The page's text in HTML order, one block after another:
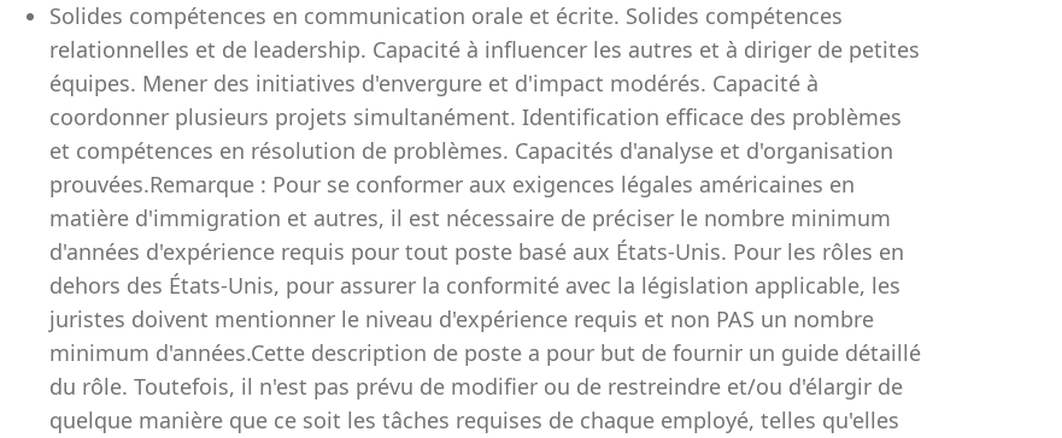
Solides compétences en communication orale et écrite. Solides compétences
relationnelles et de leadership. Capacité à influencer les autres et à diriger de petites
équipes. Mener des initiatives d'envergure et d'impact modérés. Capacité à
coordonner plusieurs projets simultanément. Identification efficace des problèmes
et compétences en résolution de problèmes. Capacités d'analyse et d'organisation
prouvées.Remarque : Pour se conformer aux exigences légales américaines en
matière d'immigration et autres, il est nécessaire de préciser le nombre minimum
d'années d'expérience requis pour tout poste basé aux États-Unis. Pour les rôles en
dehors des États-Unis, pour assurer la conformité avec la législation applicable, les
juristes doivent mentionner le niveau d'expérience requis et non PAS un nombre
minimum d'années.Cette description de poste a pour but de fournir un guide détaillé
du rôle. Toutefois, il n'est pas prévu de modifier ou de restreindre et/ou d'élargir de
quelque manière que ce soit les tâches requises de chaque employé, telles qu'elles